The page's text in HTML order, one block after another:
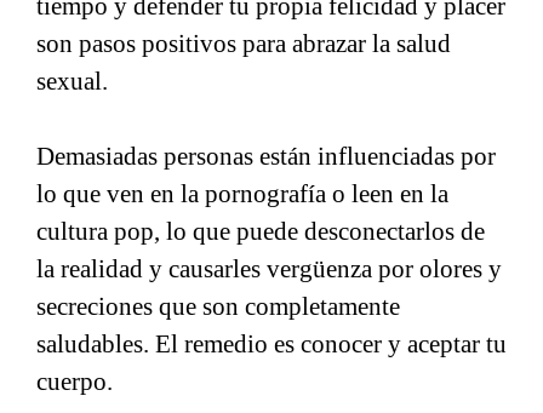
tiempo y defender tu propia felicidad y placer
son pasos positivos para abrazar la salud
sexual.
Demasiadas personas están influenciadas por
lo que ven en la pornografía o leen en la
cultura pop, lo que puede desconectarlos de
la realidad y causarles vergüenza por olores y
secreciones que son completamente
saludables. El remedio es conocer y aceptar tu
cuerpo.